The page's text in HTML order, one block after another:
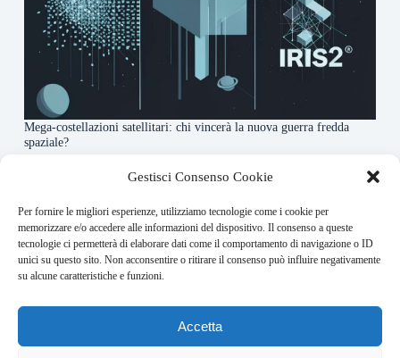
Gestisci Consenso Cookie
Per fornire le migliori esperienze, utilizziamo tecnologie come i cookie per
memorizzare e/o accedere alle informazioni del dispositivo. Il consenso a queste
tecnologie ci permetterà di elaborare dati come il comportamento di navigazione o ID
unici su questo sito. Non acconsentire o ritirare il consenso può influire negativamente
su alcune caratteristiche e funzioni.
Accetta
Mega-costellazioni satellitari: chi vincerà la nuova guerra fredda
spaziale?
About this website
Orbitare ogni giorno trova per te le notizie più rilevanti in
ambito space economy.
Address:
VIA USODIMARE 3 - 37138 - VERONA (VR)